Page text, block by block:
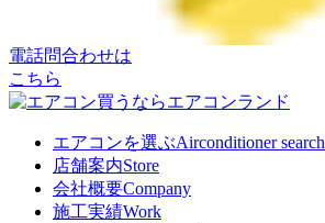
電話問合わせは
こちら
エアコンを選ぶAirconditioner search
店舗案内Store
会社概要Company
施工実績Work